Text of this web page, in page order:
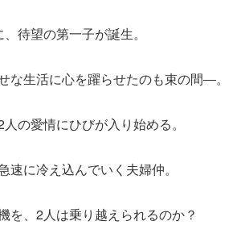
待望の第一子が誕生。
な生活に心を躍らせたのも束の間―。
の愛情にひびが入り始める。
速に冷え込んでいく夫婦仲。
を、2人は乗り越えられるのか？